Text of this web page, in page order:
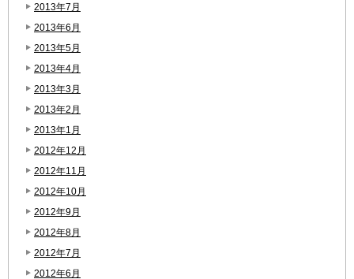
2013年7月
2013年6月
2013年5月
2013年4月
2013年3月
2013年2月
2013年1月
2012年12月
2012年11月
2012年10月
2012年9月
2012年8月
2012年7月
2012年6月